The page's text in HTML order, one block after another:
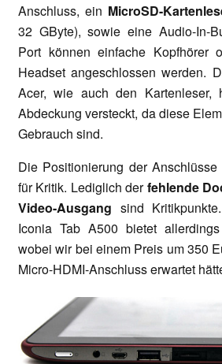
Anschluss, ein MicroSD-
32 GByte), sowie eine Audio-In-
Port können einfache Kopfhörer
Headset angeschlossen werden.
Acer, wie auch den Kartenleser,
Abdeckung versteckt, da diese
Gebrauch sind.
Die Positionierung der
für Kritik. Lediglich derfehlende
Video-Ausgang sind
Iconia Tab A500 bietet
wobei wir bei einem Preis um 350
Micro-HDMI-Anschluss erwartet